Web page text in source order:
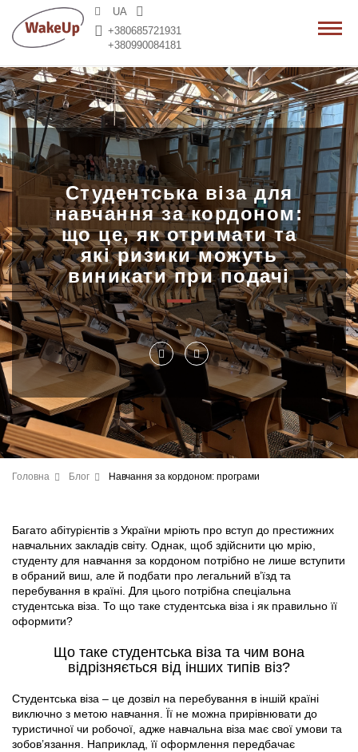
UA
+380685721931
+380990084181
Студентська віза для
навчання за кордоном:
що це, як отримати та
які ризики можуть
виникати при подачі
..
Головна Блог Навчання за кордоном: програми
Багато абітурієнтів з України мріють про вступ до престижних
навчальних закладів світу. Однак, щоб здійснити цю мрію,
студенту для навчання за кордоном потрібно не лише вступити
в обраний виш, але й подбати про легальний в’їзд та
перебування в країні. Для цього потрібна спеціальна
студентська віза. То що таке студентська віза і як правильно її
оформити?
Що таке студентська віза та чим вона
відрізняється від інших типів віз?
Студентська віза – це дозвіл на перебування в іншій країні
виключно з метою навчання. Її не можна прирівнювати до
туристичної чи робочої, адже навчальна віза має свої умови та
зобов’язання. Наприклад, її оформлення передбачає